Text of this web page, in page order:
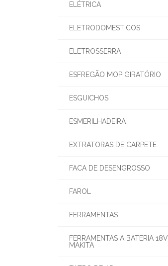
ELÉTRICA
ELETRODOMESTICOS
ELETROSSERRA
ESFREGÃO MOP GIRATÓRIO
ESGUICHOS
ESMERILHADEIRA
EXTRATORAS DE CARPETE
FACA DE DESENGROSSO
FAROL
FERRAMENTAS
FERRAMENTAS A BATERIA 18V
MAKITA